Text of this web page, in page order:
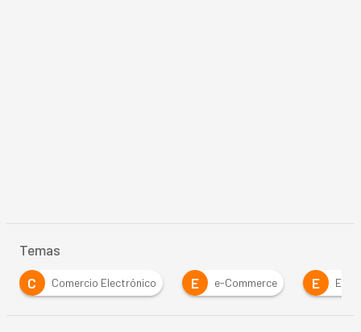
Temas
C
Comercio Electrónico E e-Commerce E